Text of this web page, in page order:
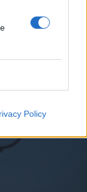
Policy